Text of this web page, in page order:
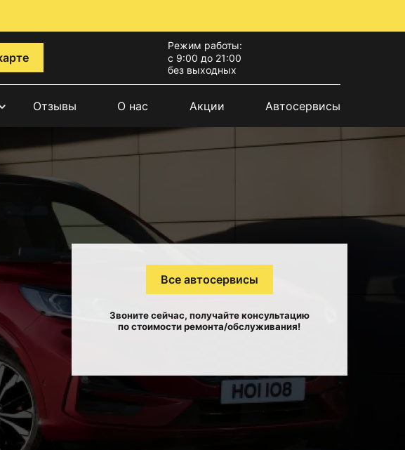
Режим работы:
с 9:00 до 21:00
без выходных
Отзывы О нас Акции Автосервисы
Все автосервисы
Звоните сейчас, получайте консультацию
по стоимости ремонта/обслуживания!